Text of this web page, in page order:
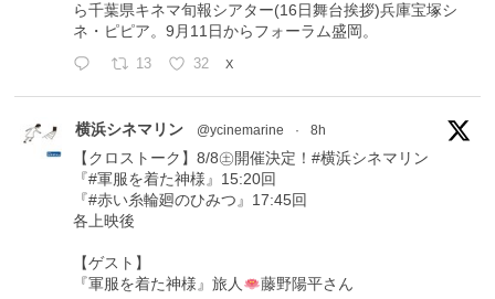
ら千葉県キネマ旬報シアター(16日舞台挨拶)兵庫宝塚シ
ネ・ピピア。9月11日からフォーラム盛岡。
13 32 X
横浜シネマリン @ycinemarine · 8h
【クロストーク】8/8㊏開催決定！#横浜シネマリン
『#軍服を着た神様』15:20回
『#赤い糸輪廻のひみつ』17:45回
各上映後
【ゲスト】
『軍服を着た神様』旅人
藤野陽平さん